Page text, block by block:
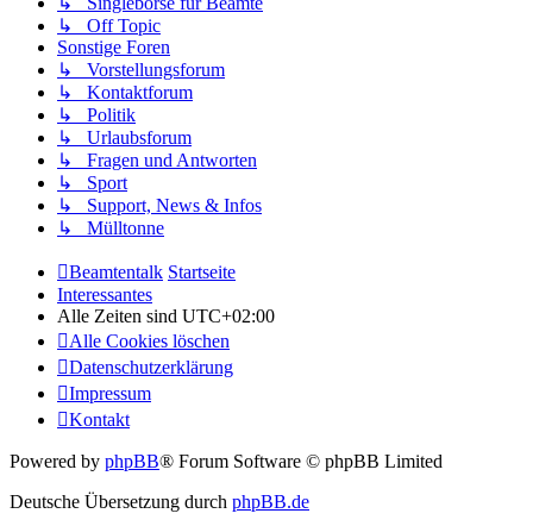
↳ Off Topic
Sonstige Foren
↳ Vorstellungsforum
↳ Kontaktforum
↳ Politik
↳ Urlaubsforum
↳ Fragen und Antworten
↳ Sport
↳ Support, News & Infos
↳ Mülltonne
Beamtentalk Startseite
Interessantes
Alle Zeiten sind UTC+02:00
Alle Cookies löschen
Datenschutzerklärung
Impressum
Kontakt
Powered by phpBB® Forum Software © phpBB Limited
Deutsche Übersetzung durch phpBB.de